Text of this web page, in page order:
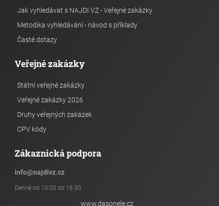
Jak vyhledávat s NAJDI VZ - Veřejné zakázky
Metodika vyhledávání - návod s příklady
Časté dotazy
Veřejné zakázky
Státní veřejné zakázky
Veřejné zakázky 2026
Druhy veřejných zakázek
CPV kódy
Zákaznická podpora
info@najdivz.cz
Denně od 10:00 do 16:30
www.dasonele.cz